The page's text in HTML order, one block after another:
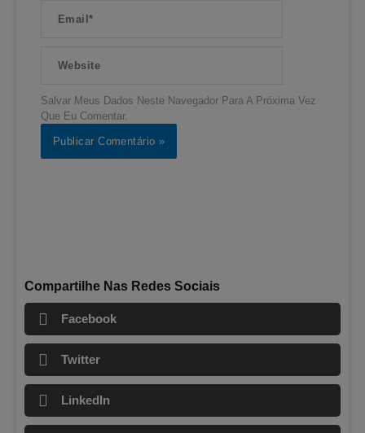
Salvar Meus Dados Neste Navegador Para A Próxima Vez
Que Eu Comentar.
Compartilhe Nas Redes Sociais
Facebook
Twitter
LinkedIn